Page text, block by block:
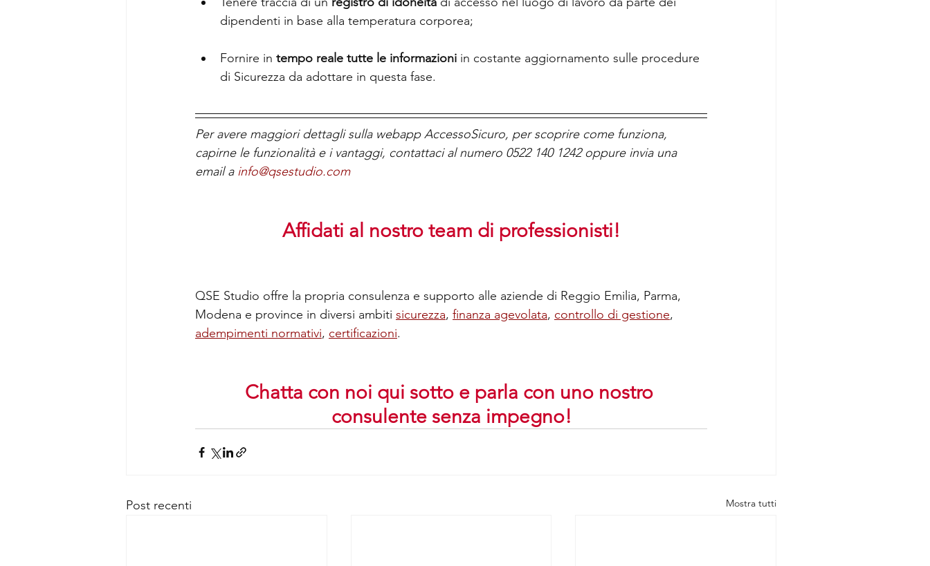
dipendenti in base alla temperatura corporea;
Fornire in tempo reale tutte le informazioni in costante aggiornamento sulle procedure
di Sicurezza da adottare in questa fase.
Per avere maggiori dettagli sulla webapp AccessoSicuro, per scoprire come funziona,
capirne le funzionalità e i vantaggi, contattaci al numero 0522 140 1242 oppure invia una
email a info@qsestudio.com
Affidati al nostro team di professionisti!
QSE Studio offre la propria consulenza e supporto alle aziende di Reggio Emilia, Parma,
Modena e province in diversi ambiti sicurezza, finanza agevolata, controllo di gestione,
adempimenti normativi, certificazioni.
Chatta con noi qui sotto e parla con uno nostro
consulente senza impegno!
Post recenti Mostra tutti